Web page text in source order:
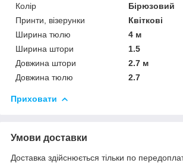
Колір
Бірюзовий
Принти, візерунки
Квіткові
Ширина тюлю
4 м
Ширина штори
1.5
Довжина штори
2.7 м
Довжина тюлю
2.7
Приховати
Умови доставки
Доставка здійснюється тільки по